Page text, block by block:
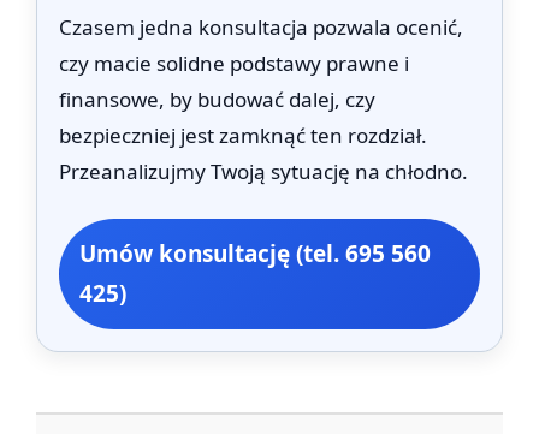
Czasem jedna konsultacja pozwala ocenić,
czy macie solidne podstawy prawne i
finansowe, by budować dalej, czy
bezpieczniej jest zamknąć ten rozdział.
Przeanalizujmy Twoją sytuację na chłodno.
Umów konsultację (tel. 695 560
425)